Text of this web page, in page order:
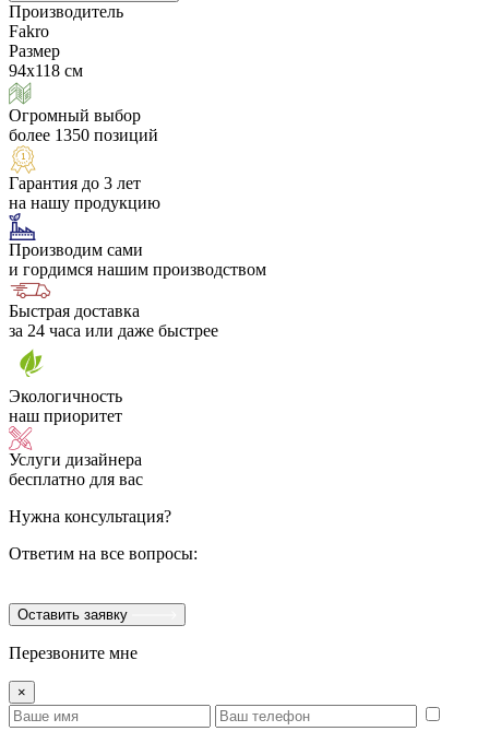
Производитель
Fakro
Размер
94х118 см
Огромный выбор
более 1350 позиций
Гарантия до 3 лет
на нашу продукцию
Производим сами
и гордимся нашим производством
Быстрая доставка
за 24 часа или даже быстрее
Экологичность
наш приоритет
Услуги дизайнера
бесплатно для вас
Нужна консультация?
Ответим на все вопросы:
Оставить заявку
Перезвоните мне
×